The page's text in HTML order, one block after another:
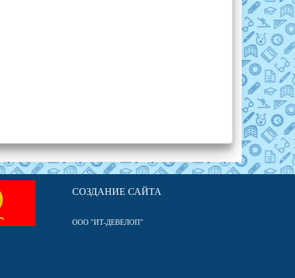
СОЗДАНИЕ САЙТА
ООО "ИТ-ДЕВЕЛОП"